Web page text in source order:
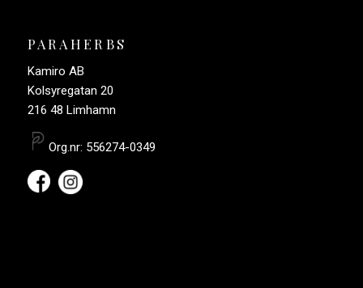
PARAHERBS
Kamiro AB
Kolsyregatan 20
216 48 Limhamn
Org.nr: 556274-0349